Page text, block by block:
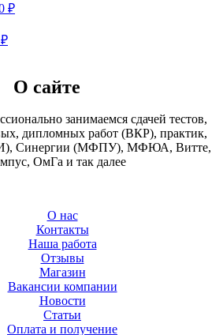
₽
О сайте
занимаемся сдачей тестов,
дипломных работ (ВКР), практик,
Синергии (МФПУ), МФЮА, Витте,
ОмГа и так далее
О нас
Контакты
Наша работа
Отзывы
Магазин
Вакансии компании
Новости
Статьи
Оплата и получение